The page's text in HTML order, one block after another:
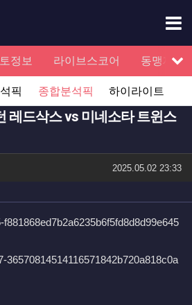
정보 라이브스코어
동맹제휴
픽 종합분석픽 하이라이트
레드삭스 vs 미네소타 트윈스
작성일
2025.05.02 23:33